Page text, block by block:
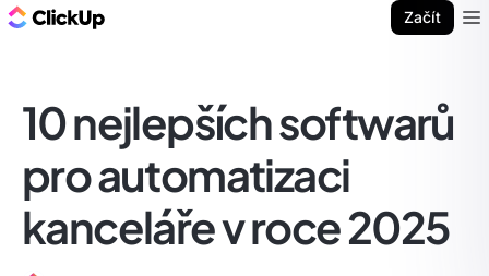
Začít
10 nejlepších softwarů
pro automatizaci
kanceláře v roce 2025